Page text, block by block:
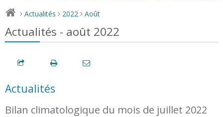
> Actualités > 2022 > Août
Actualités - août 2022
Actualités
Bilan climatologique du mois de juillet 2022